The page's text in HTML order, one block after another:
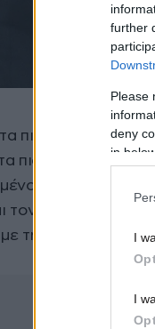
further
Please
deny
in
I
I
πιο
πιο εμβληματικά
σχέδιο
τον κομψό,
την αισθητική